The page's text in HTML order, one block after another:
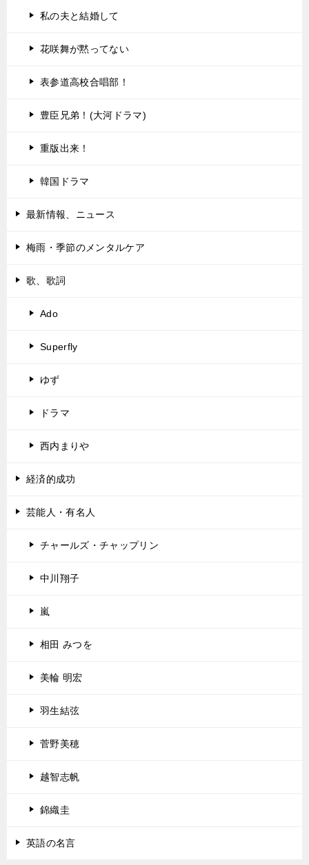
私の夫と結婚して
花咲舞が黙ってない
表参道高校合唱部！
豊臣兄弟！(大河ドラマ)
重版出来！
韓国ドラマ
最新情報、ニュース
梅雨・季節のメンタルケア
歌、歌詞
Ado
Superfly
ゆず
ドラマ
西内まりや
経済的成功
芸能人・有名人
チャールズ・チャップリン
中川翔子
嵐
相田 みつを
美輪 明宏
羽生結弦
菅野美穂
越智志帆
錦織圭
英語の名言